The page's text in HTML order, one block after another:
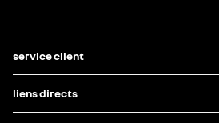
service client
liens directs